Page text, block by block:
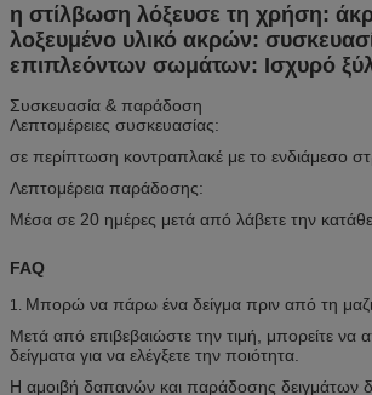
η στίλβωση λόξευσε τη χρήση:
λοξευμένο υλικό ακρών:
επιπλεόντων σωμάτων: Ισχυρό
Συσκευασία & παράδοση
Λεπτομέρειες συσκευασίας:
σε περίπτωση κοντραπλακέ με το ενδιάμεσο
Λεπτομέρεια παράδοσης:
Μέσα σε 20 ημέρες μετά από λάβετε την
FAQ
1. Μπορώ να πάρω ένα δείγμα πριν από τη
Μετά από επιβεβαιώστε την τιμή, μπορείτε να
δείγματα για να ελέγξετε την ποιότητα.
Η αμοιβή δαπανών και παράδοσης δειγμάτων